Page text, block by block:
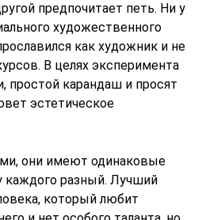
предпочитает петь. Ни у
художественного
как художник и не
В целях эксперимента
простой карандаш и просят
эстетическое
они имеют одинаковые
каждого разный. Лучший
который любит